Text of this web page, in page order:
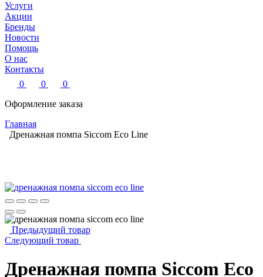
Услуги
Акции
Бренды
Новости
Помощь
О нас
Контакты
0
0
0
Оформление заказа
Главная
Дренажная помпа Siccom Eco Line
Предыдущий товар
Следующий товар
Дренажная помпа Siccom Eco